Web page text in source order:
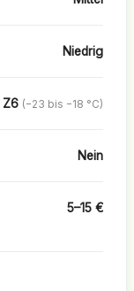
Niedrig
Z6 (−23 bis −18 °C)
Nein
5–15 €